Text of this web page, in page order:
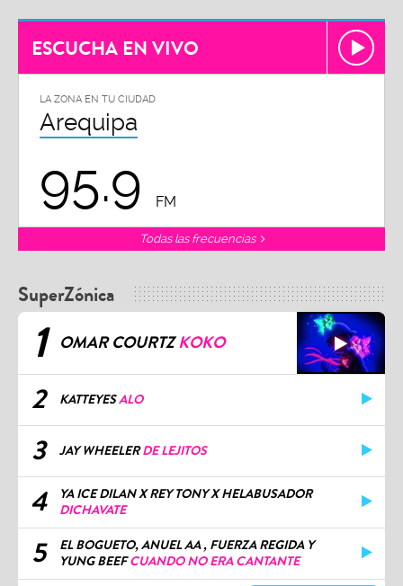
ESCUCHA EN VIVO
LA ZONA EN TU CIUDAD
Arequipa
95.9 FM
Todas las frecuencias
SuperZónica
1 OMAR COURTZKOKO
2 KATTEYESALO
3 JAY WHEELERDE LEJITOS
4
YA ICE DILAN X REY TONY X HELABUSADOR
DICHAVATE
5
EL BOGUETO, ANUEL AA , FUERZA REGIDA Y
YUNG BEEFCUANDO NO ERA CANTANTE